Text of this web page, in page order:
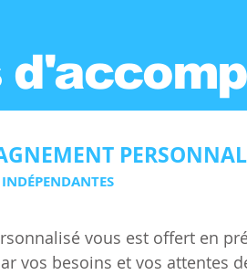
vous est offert en
vos besoins et vos attentes